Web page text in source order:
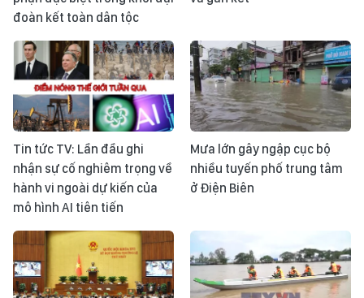
đoàn kết toàn dân tộc
Tin tức TV: Lần đầu ghi
nhận sự cố nghiêm trọng về
hành vi ngoài dự kiến của
mô hình AI tiên tiến
Mưa lớn gây ngập cục bộ
nhiều tuyến phố trung tâm
ở Điện Biên